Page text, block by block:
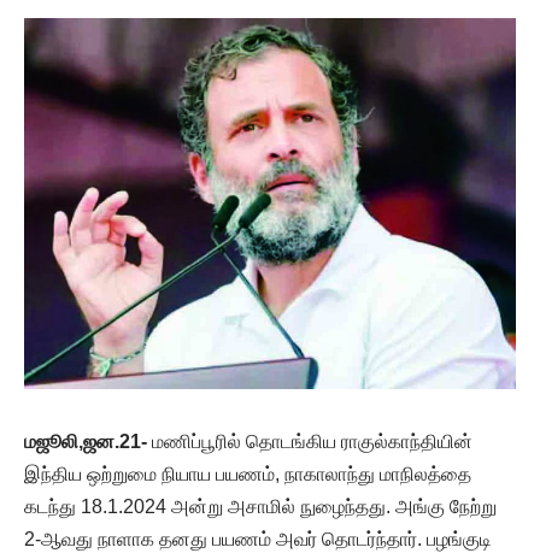
மஜூலி,ஜன.21- மணிப்பூரில் தொடங்கிய ராகுல்காந்தியின்
இந்திய ஒற்றுமை நியாய பயணம், நாகாலாந்து மாநிலத்தை
கடந்து 18.1.2024 அன்று அசாமில் நுழைந்தது. அங்கு நேற்று
2-ஆவது நாளாக தனது பயணம் அவர் தொடர்ந்தார். பழங்குடி